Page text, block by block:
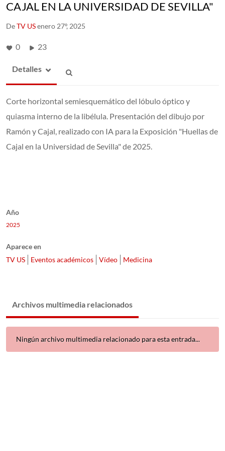
CAJAL EN LA UNIVERSIDAD DE SEVILLA"
DeTV USenero 27º, 2025
0 23
Detalles
Corte horizontal semiesquemático del lóbulo óptico y
quiasma interno de la libélula. Presentación del dibujo por
Ramón y Cajal, realizado con IA para la Exposición "Huellas de
Cajal en la Universidad de Sevilla" de 2025.
Año
2025
Aparece en
TV US
Eventos académicos Vídeo Medicina
Archivos multimedia relacionados
Ningún archivo multimedia relacionado para esta entrada...